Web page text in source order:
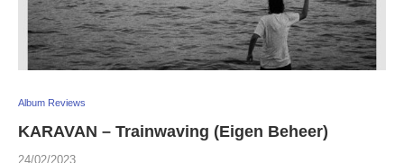
Album Reviews
KARAVAN – Trainwaving (Eigen Beheer)
24/02/2023